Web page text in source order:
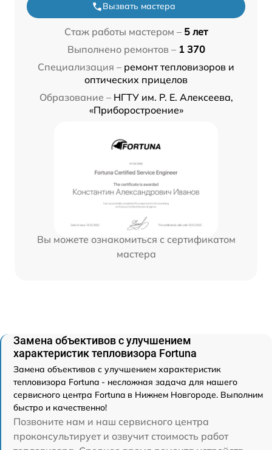
Вызвать мастера
Стаж работы мастером – 5 лет
Выполнено ремонтов – 1 370
Специализация – ремонт тепловизоров и
оптических прицелов
Образование – НГТУ им. Р. Е. Алексеева,
«Приборостроение»
Вы можете ознакомиться с сертификатом
мастера
Замена объективов с улучшением
характеристик тепловизора Fortuna
Замена объективов с улучшением характеристик
тепловизора Fortuna - несложная задача для нашего
сервисного центра Fortuna в Нижнем Новгороде. Выполним
быстро и качественно!
Позвоните нам и наш сервисного центра
проконсультирует и озвучит стоимость работ